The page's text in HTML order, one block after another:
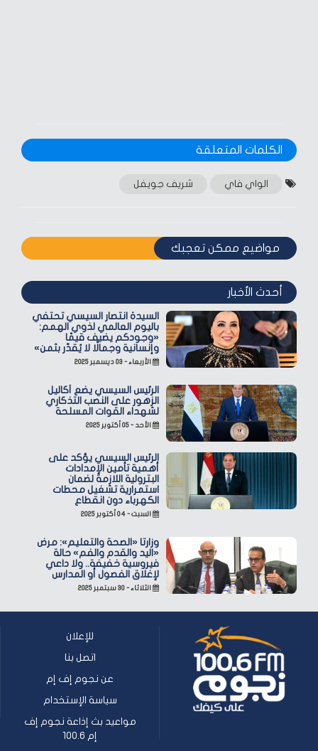
الكلمات المتعلقة‎
الواي فاي شريف جويفل
مواضيع ممكن تعجبك
أحدث الأخبار
السيدة انتصار السيسي تحتفي
باليوم العالمي لذوي الهمم:
«وجودكم يضيف قيمًا
وإنسانية وجمالًا لا يُقدّر بثمن»
الأربعاء - ٠٣ ديسمبر ٢٠٢٥
الرئيس السيسي يضع أكاليل
الزهور على النصب التذكاري
لشهداء القوات المسلحة
الأحد - ٠٥ أكتوبر ٢٠٢٥
الرئيس السيسي يؤكد على
أهمية تأمين الإمدادات
البترولية اللازمة لضمان
استمرارية تشغيل محطات
الكهرباء دون انقطاع
السبت - ٠٤ أكتوبر ٢٠٢٥
وزارتا «الصحة والتعليم»: مرض
«اليد والقدم والفم» حالة
فيروسية خفيفة.. ولا داعي
لإغلاق الفصول أو المدارس
الثلاثاء - ٣٠ سبتمبر ٢٠٢٥
للإعلان
اتصل بنا
عن نجوم إف إم
سياسة الإستخدام
مواعيد بث إذاعة نجوم إف
إم 100.6